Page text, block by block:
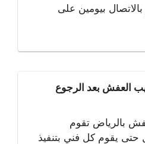
بيومين على
العفش بعد الرجوع
بالرياض تقوم
حتى يقوم كل فني بتنفيذ